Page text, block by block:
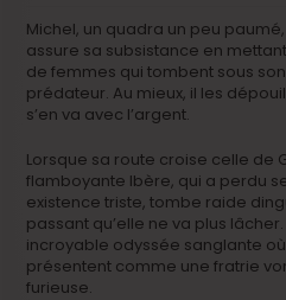
Michel, un quadra un peu
assure sa subsistance en
de femmes qui tombent sous
prédateur. Au mieux, il les
s’en va avec l’argent.
Lorsque sa route croise celle de
flamboyante Ibère, qui a perdu
existence triste, tombe raide
passant qu’elle ne va plus
incroyable odyssée sanglante
présentent comme une fratrie
furieuse.